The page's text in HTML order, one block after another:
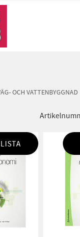
OCH VATTENBYGGNAD